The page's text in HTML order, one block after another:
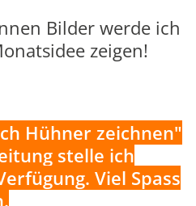
Bilder werde ich
zeigen!
Hühner zeichnen"
stelle ich
Viel Spass